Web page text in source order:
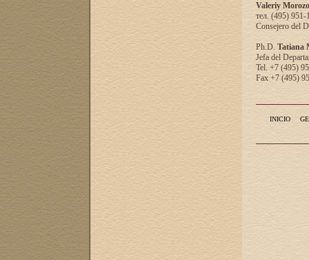
Valeriy
тел. (495) 951-
Consejero del
Ph.D. Tatiana
Jefa del
Tel. +7 (495)
Fax +7 (495)
INICIO